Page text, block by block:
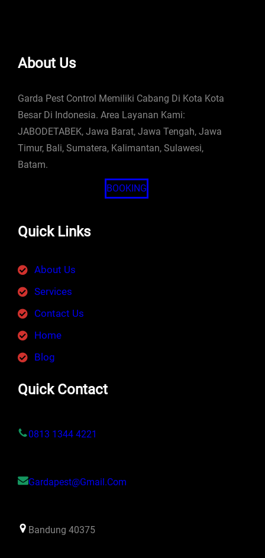
About Us
Garda Pest Control Memiliki Cabang Di Kota Kota
Besar Di Indonesia. Area Layanan Kami:
JABODETABEK, Jawa Barat, Jawa Tengah, Jawa
Timur, Bali, Sumatera, Kalimantan, Sulawesi,
Batam.
BOOKING
Quick Links
About Us
Services
Contact Us
Home
Blog
Quick Contact
0813 1344 4221
Gardapest@gmail.com
Bandung 40375